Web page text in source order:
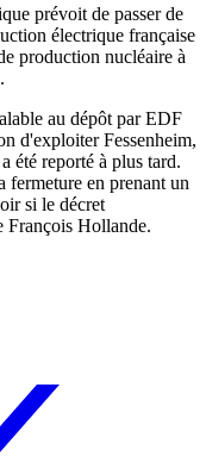
prévoit de passer de
électrique française
production nucléaire à
au dépôt par EDF
d'exploiter Fessenheim,
été reporté à plus tard.
fermeture en prenant un
si le décret
François Hollande.